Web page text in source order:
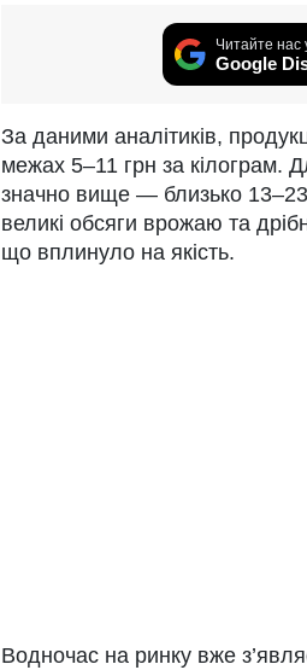
Читайте нас
Google
За даними аналітиків,
межах 5–11 грн за кілограм.
значно вище — близько
великі обсяги врожаю та
що вплинуло на якість.
Водночас на ринку вже